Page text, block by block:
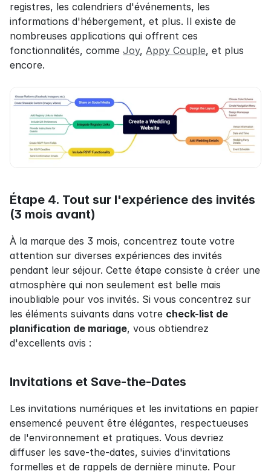
registres, les calendriers d'événements, les
informations d'hébergement, et plus. Il existe de
nombreuses applications qui offrent ces
fonctionnalités, comme Joy, Appy Couple, et plus
encore.
Étape 4. Tout sur l'expérience des invités
(3 mois avant)
À la marque des 3 mois, concentrez toute votre
attention sur diverses expériences des invités
pendant leur séjour. Cette étape consiste à créer une
atmosphère qui non seulement est belle mais
inoubliable pour vos invités. Si vous concentrez sur
les éléments suivants dans votre check-list de
planification de mariage, vous obtiendrez
d'excellents avis :
Invitations et Save-the-Dates
Les invitations numériques et les invitations en papier
ensemencé peuvent être élégantes, respectueuses
de l'environnement et pratiques. Vous devriez
diffuser les save-the-dates, suivies d'invitations
formelles et de rappels de dernière minute. Pour